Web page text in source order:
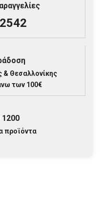
& Θεσαλλονίκης
των 100€
προϊόντα